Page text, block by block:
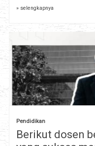
» selengkapnya
Pendidikan
Berikut dosen